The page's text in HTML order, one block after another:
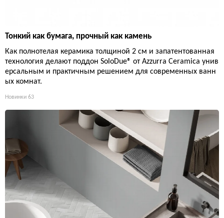
Тонкий как бумага, прочный как камень
Как полнотелая керамика толщиной 2 см и запатентованная
технология делают поддон SoloDue® от Azzurra Ceramica унив
ерсальным и практичным решением для современных ванн
ых комнат.
Новинки 63